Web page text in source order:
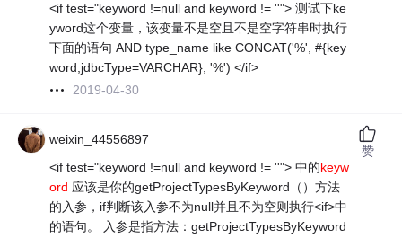
<if test="keyword !=null and keyword != ''"> 测试下ke
yword这个变量，该变量不是空且不是空字符串时执行
下面的语句 AND type_name like CONCAT('%', #{key
word,jdbcType=VARCHAR}, '%') </if>
2019-04-30
weixin_44556897
<if test="keyword !=null and keyword != ''"> 中的keyw
ord 应该是你的getProjectTypesByKeyword（）方法
的入参，if判断该入参不为null并且不为空则执行<if>中
的语句。 入参是指方法：getProjectTypesByKeyword
赞